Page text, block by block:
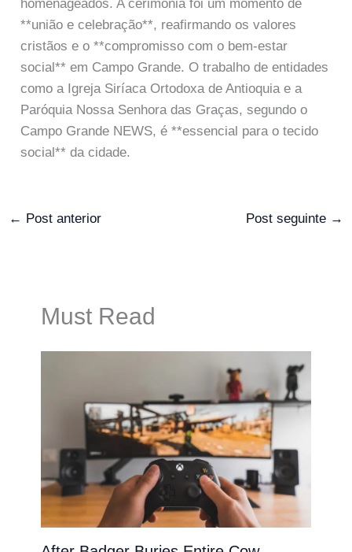
homenageados. A cerimônia foi um momento de
**união e celebração**, reafirmando os valores
cristãos e o **compromisso com o bem-estar
social** em Campo Grande. O trabalho de entidades
como a Igreja Siríaca Ortodoxa de Antioquia e a
Paróquia Nossa Senhora das Graças, segundo o
Campo Grande NEWS, é **essencial para o tecido
social** da cidade.
← Post anterior Post seguinte →
Must Read